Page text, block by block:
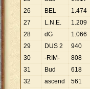
26
BEL 1.474
27
L.N.E. 1.209
28
dG 1.066
29
DUS 2 940
30
-RIM- 808
31
Bud 618
32
ascend 561